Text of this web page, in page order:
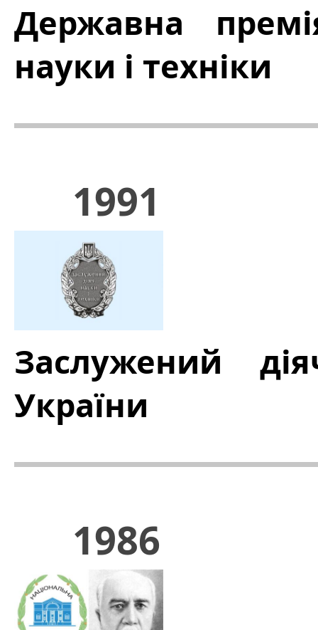
Державна
науки і техніки
1991
Заслужений
України
1986